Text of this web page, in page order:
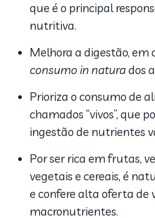
que é o principal
nutritiva.
Melhora a digestão, em
consumo in naturados
Prioriza o consumo de
chamados “vivos”, que
ingestão de nutrientes
Por ser rica em frutas,
vegetais e cereais, é
e confere alta oferta de
macronutrientes.